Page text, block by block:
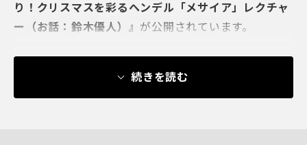
り！クリスマスを彩るヘンデル「メサイア」レクチャ
ー（お話：鈴木優人）』 が公開されています。
続きを読む